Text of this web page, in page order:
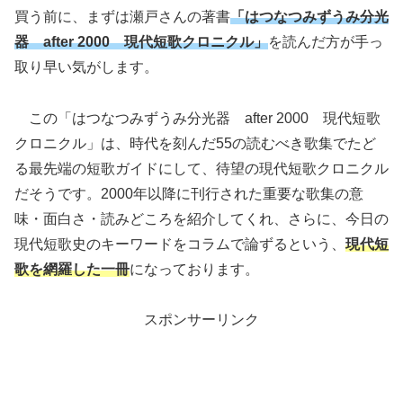
買う前に、まずは瀬戸さんの著書「はつなつみずうみ分光
器 after 2000 現代短歌クロニクル」を読んだ方が手っ
取り早い気がします。
この「はつなつみずうみ分光器 after 2000 現代短歌
クロニクル」は、時代を刻んだ55の読むべき歌集でたど
る最先端の短歌ガイドにして、待望の現代短歌クロニクル
だそうです。2000年以降に刊行された重要な歌集の意
味・面白さ・読みどころを紹介してくれ、さらに、今日の
現代短歌史のキーワードをコラムで論ずるという、 現代短
歌を網羅した一冊になっております。
スポンサーリンク